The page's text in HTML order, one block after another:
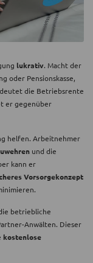
lukrativ. Macht der
oder Pensionskasse,
die Betriebsrente
er gegenüber
helfen. Arbeitnehmer
und die
kann er
Vorsorgekonzept
betriebliche
Anwälten. Dieser
kostenlose